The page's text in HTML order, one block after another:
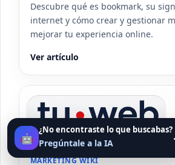
🤖
¿No encontraste lo que buscabas?
Pregúntale a la IA
Descubre qué es bookmark, su
internet y cómo crear y gestionar
mejorar tu experiencia online.
Ver artículo
MARKETING WIKI